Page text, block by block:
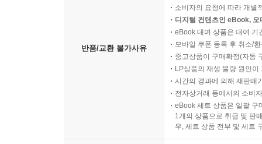
반품/교환 불가사유
소비자의 요청에 따라 개별
디지털 컨텐츠인 eBook,
eBook 대여 상품은 대여 기
모바일 쿠폰 등록 후 취소/
중고상품이 구매확정(자동
LP상품의 재생 불량 원인
시간의 경과에 의해 재판매
전자상거래 등에서의 소비
eBook 세트 상품은 일괄 구
1개의 상품으로 취급 및 판
우, 세트 상품 전부 및 세트